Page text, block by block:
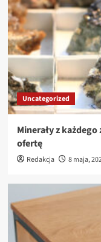
Uncategorized
Minerały z
ofertę
Redakcja 8 maja,